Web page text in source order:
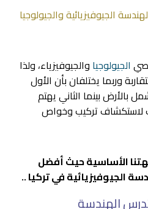
الجيوفيزيائية والجيولوجيا
الجيولوجيا والجيوفيزياء، ولذا
وربما يختلفان بأن الأول
بالأرض بينما الثاني يهتم
لاستكشاف تركيب وخواص
الأساسية حيث أفضل
الجيوفيزيائية في تركيا ..
الهندسة